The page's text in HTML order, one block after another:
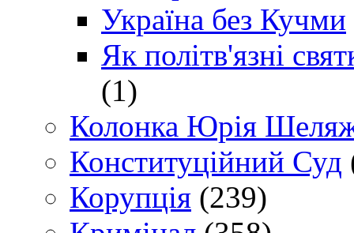
Україна без Кучми
Як політв'язні
(1)
Колонка Юрія
Конституційний Суд
Корупція (239)